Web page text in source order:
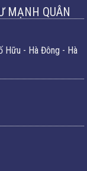
MẠNH QUÂN
Hữu - Hà Đông - Hà